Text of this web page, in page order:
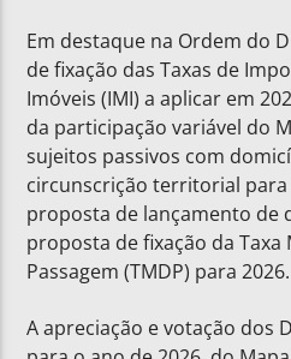
Em destaque na Ordem do
de fixação das Taxas de
Imóveis (IMI) a aplicar em
da participação variável do
sujeitos passivos com
circunscrição territorial para
proposta de lançamento de
proposta de fixação da
Passagem (TMDP) para 2026.
A apreciação e votação dos